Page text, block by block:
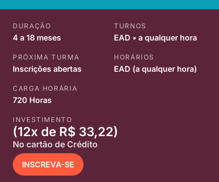
DURAÇÃO
4 a 18 meses
TURNOS
EAD • a qualquer hora
PRÓXIMA TURMA
Inscrições abertas
HORÁRIOS
EAD (a qualquer hora)
CARGA HORÁRIA
720 Horas
INVESTIMENTO
(12x de R$ 33,22)
No cartão de Crédito
INSCREVA-SE